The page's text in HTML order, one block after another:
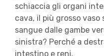
schiaccia gli organi
cava, il più grosso vaso
sangue dalle gambe
sinistra? Perché a
intestino e reni.